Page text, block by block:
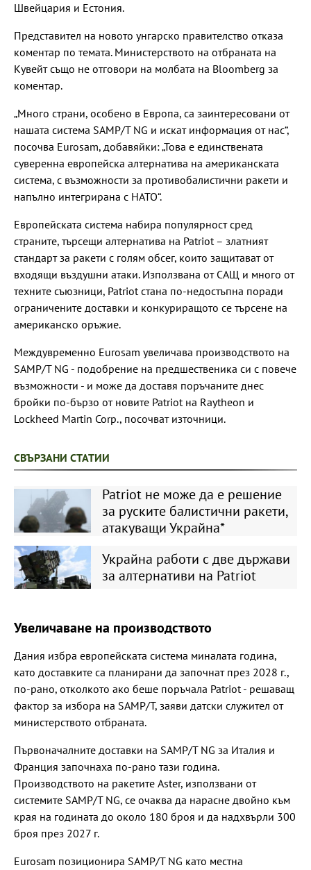
Швейцария и Естония.
Представител на новото унгарско правителство отказа
коментар по темата. Министерството на отбраната на
Кувейт също не отговори на молбата на Bloomberg за
коментар.
„Много страни, особено в Европа, са заинтересовани от
нашата система SAMP/T NG и искат информация от нас“,
посочва Eurosam, добавяйки: „Това е единствената
суверенна европейска алтернатива на американската
система, с възможности за противобалистични ракети и
напълно интегрирана с НАТО“.
Европейската система набира популярност сред
страните, търсещи алтернатива на Patriot – златният
стандарт за ракети с голям обсег, които защитават от
входящи въздушни атаки. Използвана от САЩ и много от
техните съюзници, Patriot стана по-недостъпна поради
ограничените доставки и конкуриращото се търсене на
американско оръжие.
Междувременно Eurosam увеличава производството на
SAMP/T NG - подобрение на предшественика си с повече
възможности - и може да доставя поръчаните днес
бройки по-бързо от новите Patriot на Raytheon и
Lockheed Martin Corp., посочват източници.
СВЪРЗАНИ СТАТИИ
Patriot не може да е решение
за руските балистични ракети,
атакуващи Украйна*
Украйна работи с две държави
за алтернативи на Patriot
Увеличаване на производството
Дания избра европейската система миналата година,
като доставките са планирани да започнат през 2028 г.,
по-рано, отколкото ако беше поръчала Patriot - решаващ
фактор за избора на SAMP/T, заяви датски служител от
министерството отбраната.
Първоначалните доставки на SAMP/T NG за Италия и
Франция започнаха по-рано тази година.
Производството на ракетите Aster, използвани от
системите SAMP/T NG, се очаква да нарасне двойно към
края на годината до около 180 броя и да надхвърли 300
броя през 2027 г.
Eurosam позиционира SAMP/T NG като местна